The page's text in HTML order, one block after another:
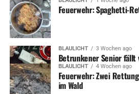
Feuerwehr: Spaghetti-
BLAULICHT 3 Wochen ago
Betrunkener Senior fällt
BLAULICHT 4 Wochen ago
Feuerwehr: Zwei
im Wald